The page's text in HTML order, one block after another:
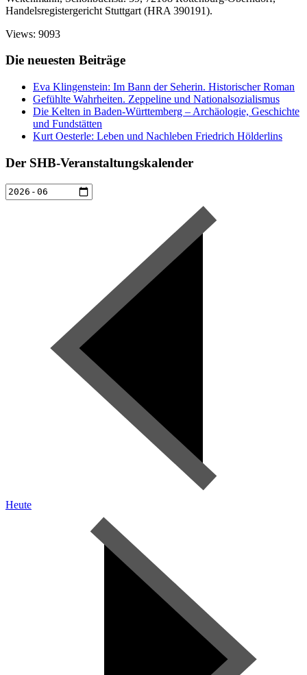
Handelsregistergericht Stuttgart (HRA 390191).
Views: 9093
Die neuesten Beiträge
Eva Klingenstein: Im Bann der Seherin. Historischer Roman
Gefühlte Wahrheiten. Zeppeline und Nationalsozialismus
Die Kelten in Baden-Württemberg – Archäologie, Geschichte
und Fundstätten
Kurt Oesterle: Leben und Nachleben Friedrich Hölderlins
Der SHB-Veranstaltungskalender
Heute